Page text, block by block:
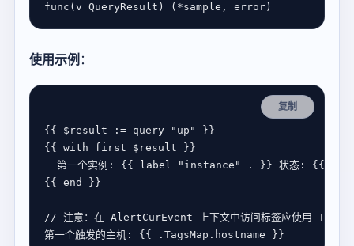
func ( v QueryResult ) ( *sample , error
使用示例：
复制
{{ $ result := query "up"
{{ with first $ result
第一个实例 : {{ label "instance" . }} 状态 : {{
{{ end
第一个触发的主机 : {{ . TagsMap . hostname